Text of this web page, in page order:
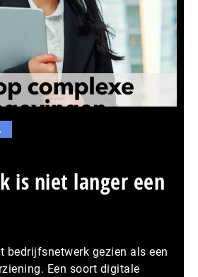
is niet langer een
bedrijfsnetwerk gezien als een
Een soort digitale